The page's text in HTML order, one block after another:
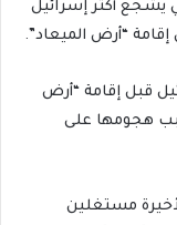
يشجع أكثر إسرائيل
إقامة “أرض الميعاد”.
قبل إقامة “أرض
هجومها على
مستغلين